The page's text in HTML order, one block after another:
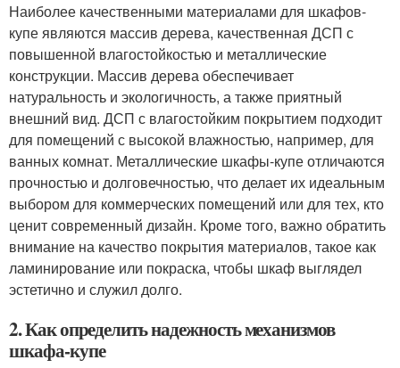
Наиболее качественными материалами для шкафов-
купе являются массив дерева, качественная ДСП с
повышенной влагостойкостью и металлические
конструкции. Массив дерева обеспечивает
натуральность и экологичность, а также приятный
внешний вид. ДСП с влагостойким покрытием подходит
для помещений с высокой влажностью, например, для
ванных комнат. Металлические шкафы-купе отличаются
прочностью и долговечностью, что делает их идеальным
выбором для коммерческих помещений или для тех, кто
ценит современный дизайн. Кроме того, важно обратить
внимание на качество покрытия материалов, такое как
ламинирование или покраска, чтобы шкаф выглядел
эстетично и служил долго.
2. Как определить надежность механизмов
шкафа-купе